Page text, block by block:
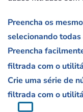
Preencha os
selecionando
Preencha
filtrada com o
Crie uma série de
filtrada com o